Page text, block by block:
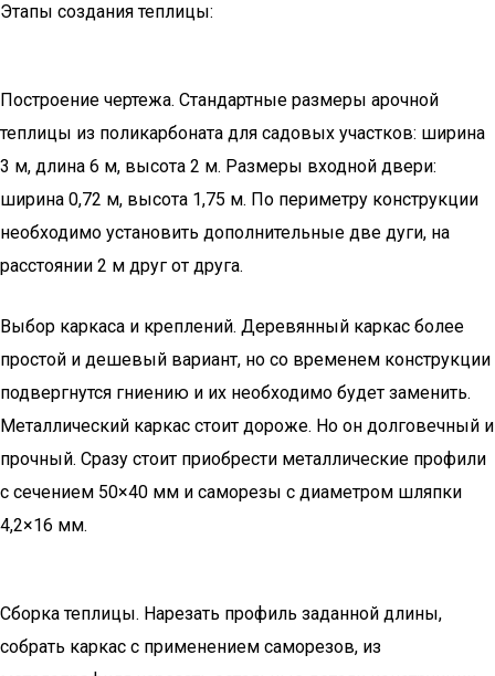
Этапы создания теплицы:
Построение чертежа. Стандартные размеры арочной
теплицы из поликарбоната для садовых участков: ширина
3 м, длина 6 м, высота 2 м. Размеры входной двери:
ширина 0,72 м, высота 1,75 м. По периметру конструкции
необходимо установить дополнительные две дуги, на
расстоянии 2 м друг от друга.
Выбор каркаса и креплений. Деревянный каркас более
простой и дешевый вариант, но со временем конструкции
подвергнутся гниению и их необходимо будет заменить.
Металлический каркас стоит дороже. Но он долговечный и
прочный. Сразу стоит приобрести металлические профили
с сечением 50×40 мм и саморезы с диаметром шляпки
4,2×16 мм.
Сборка теплицы. Нарезать профиль заданной длины,
собрать каркас с применением саморезов, из